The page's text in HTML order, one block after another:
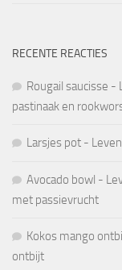
RECENTE REACTIES
Rougail saucisse -
pastinaak en
Larsjes pot -
Avocado bowl -
met passievrucht
Kokos mango
ontbijt